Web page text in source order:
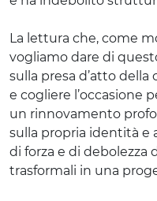
La lettura che, come
vogliamo dare di
sulla presa d’atto
e cogliere l’occasione
un rinnovamento
sulla propria identità e
di forza e di debolezza
trasformali in una